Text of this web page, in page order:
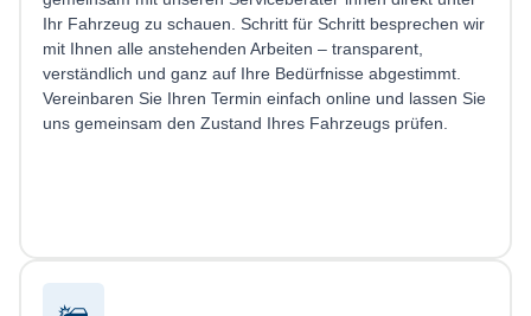
Ihr Fahrzeug zu schauen. Schritt für Schritt besprechen wir
mit Ihnen alle anstehenden Arbeiten – transparent,
verständlich und ganz auf Ihre Bedürfnisse abgestimmt.
Vereinbaren Sie Ihren Termin einfach online und lassen Sie
uns gemeinsam den Zustand Ihres Fahrzeugs prüfen.